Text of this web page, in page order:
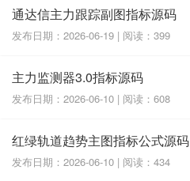
通达信主力跟踪副图指标源码
发布日期：2026-06-19 | 阅读：399
主力监测器3.0指标源码
发布日期：2026-06-10 | 阅读：608
红绿轨道趋势主图指标公式源码
发布日期：2026-06-10 | 阅读：434